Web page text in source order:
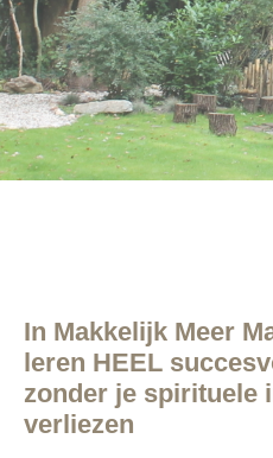
In Makkelijk Meer
leren HEEL
zonder je spirituele
verliezen